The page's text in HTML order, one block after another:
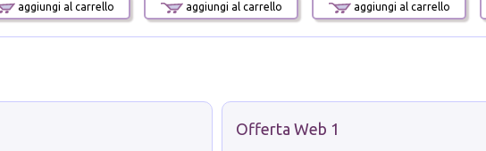
aggiungi al carrello aggiungi al carrello aggiungi al carrello
Offerta Web 1